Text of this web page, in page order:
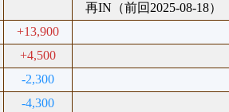
再IN（前回2025-08-18）
+13,900
+4,500
-2,300
-4,300